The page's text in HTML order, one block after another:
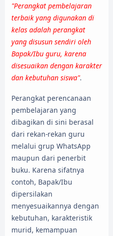
"Perangkat pembelajaran
terbaik yang digunakan di
kelas adalah perangkat
yang disusun sendiri oleh
Bapak/Ibu guru, karena
disesuaikan dengan karakter
dan kebutuhan siswa".
Perangkat perencanaan
pembelajaran yang
dibagikan di sini berasal
dari rekan-rekan guru
melalui grup WhatsApp
maupun dari penerbit
buku. Karena sifatnya
contoh, Bapak/Ibu
dipersilakan
menyesuaikannya dengan
kebutuhan, karakteristik
murid, kemampuan